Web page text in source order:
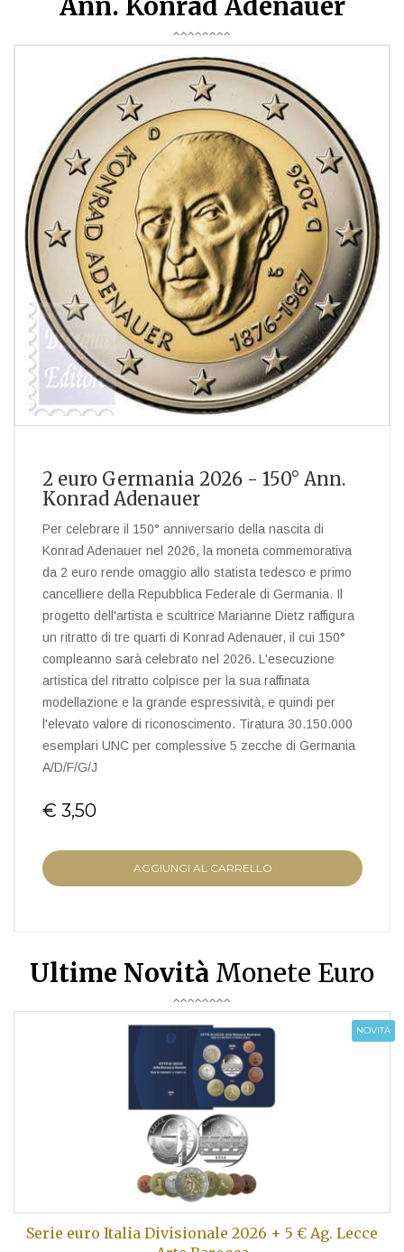
2 euro Germania 2026 - 150° Ann.
Konrad Adenauer
Per celebrare il 150° anniversario della nascita di
Konrad Adenauer nel 2026, la moneta commemorativa
da 2 euro rende omaggio allo statista tedesco e primo
cancelliere della Repubblica Federale di Germania. Il
progetto dell'artista e scultrice Marianne Dietz raffigura
un ritratto di tre quarti di Konrad Adenauer, il cui 150°
compleanno sarà celebrato nel 2026. L'esecuzione
artistica del ritratto colpisce per la sua raffinata
modellazione e la grande espressività, e quindi per
l'elevato valore di riconoscimento. Tiratura 30.150.000
esemplari UNC per complessive 5 zecche di Germania
A/D/F/G/J
€ 3,50
AGGIUNGI AL CARRELLO
Ultime Novità Monete Euro
NOVITÀ
Serie euro Italia Divisionale 2026 + 5 € Ag. Lecce